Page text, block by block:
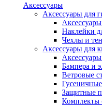
Аксессуары
Аксессуары для
Наклейки
Чехлы и
Аксессуары для
Бампера и
Ветровые
Защитные
Комплекты